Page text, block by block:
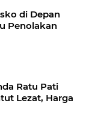
di Depan
Penolakan
Ratu Pati
Lezat, Harga